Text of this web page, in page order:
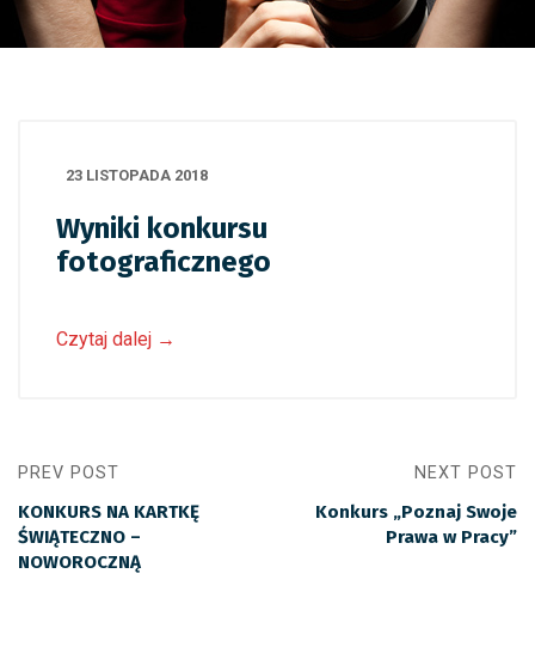
23 LISTOPADA 2018
Wyniki konkursu
fotograficznego
Czytaj dalej →
PREV POST
KONKURS NA KARTKĘ
ŚWIĄTECZNO –
NOWOROCZNĄ
NEXT POST
Konkurs „Poznaj Swoje
Prawa w Pracy”